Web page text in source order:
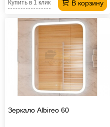
В корзину
Купить в 1 клик
Зеркало Albireo 60